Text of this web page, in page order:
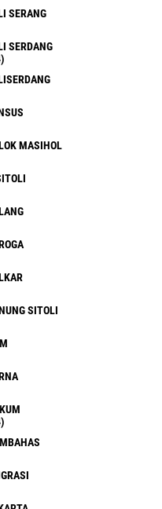
SERANG
SERDANG
MASIHOL
SITOLI